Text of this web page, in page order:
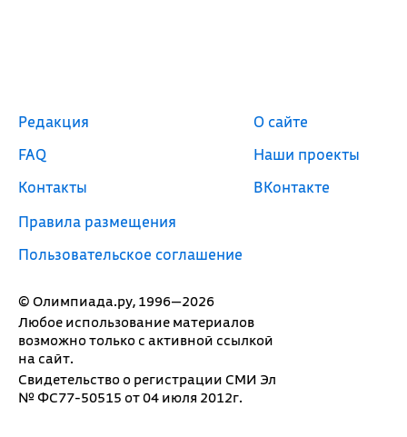
© Олимпиада.ру, 1996—2026
Любое использование материалов
возможно только с активной ссылкой
на сайт.
Свидетельство о регистрации СМИ Эл
№ ФС77-50515 от 04 июля 2012г.
Редакция
FAQ
Контакты
Правила размещения
Пользовательское соглашение
О сайте
Наши проекты
ВКонтакте